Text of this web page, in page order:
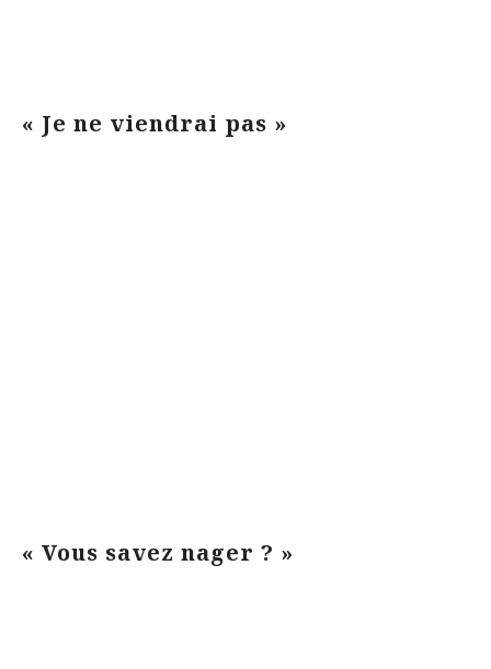
« Je ne viendrai pas »
« Vous savez nager ? »